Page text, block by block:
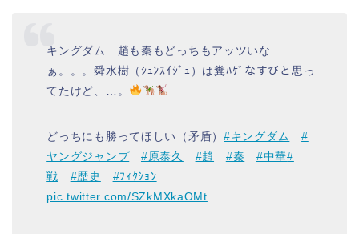
キングダム…趙も秦もどっちもアッツいな
ぁ。。。舜水樹（ｼｭﾝｽｲｼﾞｭ）は糞ﾊｹﾞなすびと思っ
てたけど、…。
どっちにも勝ってほしい（矛盾） #キングダム
#
ヤングジャンプ
#原泰久 #趙 #秦 #中華#
戦
#歴史
#ﾌｨｸｼｮﾝ
pic.twitter.com/SZkMXkaOMt